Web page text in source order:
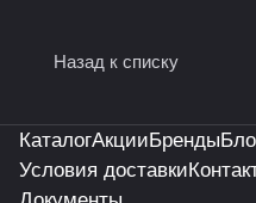
Назад к списку
КаталогАкцииБренды
Условия доставки